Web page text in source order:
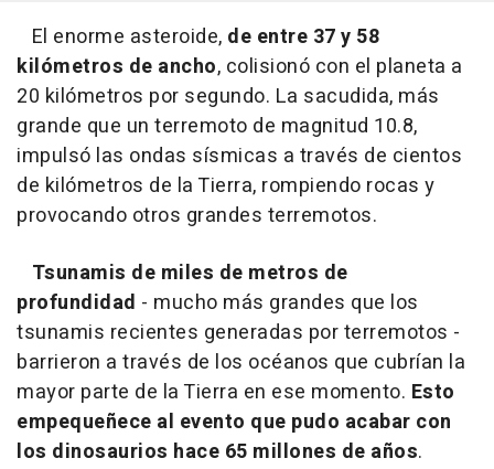
El enorme asteroide, de entre 37 y 58
kilómetros de ancho, colisionó con el planeta a
20 kilómetros por segundo. La sacudida, más
grande que un terremoto de magnitud 10.8,
impulsó las ondas sísmicas a través de cientos
de kilómetros de la Tierra, rompiendo rocas y
provocando otros grandes terremotos.
Tsunamis de miles de metros de
profundidad - mucho más grandes que los
tsunamis recientes generadas por terremotos -
barrieron a través de los océanos que cubrían la
mayor parte de la Tierra en ese momento. Esto
empequeñece al evento que pudo acabar con
los dinosaurios hace 65 millones de años.